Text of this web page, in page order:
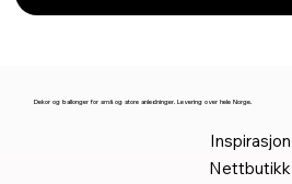
Dekor og ballonger for små og store anledninger. Levering over hele Norge.
Inspirasjon
Nettbutikk